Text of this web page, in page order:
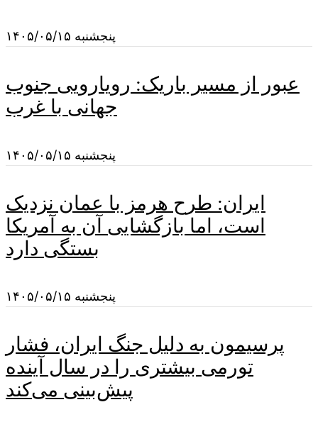
پنجشنبه ۱۴۰۵/۰۵/۱۵
عبور از مسیر باریک: رویارویی جنوب
جهانی با غرب
پنجشنبه ۱۴۰۵/۰۵/۱۵
ایران: طرح هرمز با عمان نزدیک
است، اما بازگشایی آن به آمریکا
بستگی دارد
پنجشنبه ۱۴۰۵/۰۵/۱۵
پرسیمون به دلیل جنگ ایران، فشار
تورمی بیشتری را در سال آینده
پیش‌بینی می‌کند